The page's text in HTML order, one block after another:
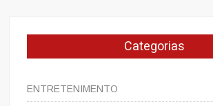
Categorias
ENTRETENIMENTO